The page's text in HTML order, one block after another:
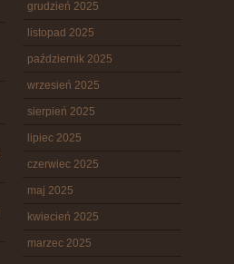
grudzień 2025
listopad 2025
październik 2025
wrzesień 2025
sierpień 2025
lipiec 2025
czerwiec 2025
maj 2025
kwiecień 2025
marzec 2025